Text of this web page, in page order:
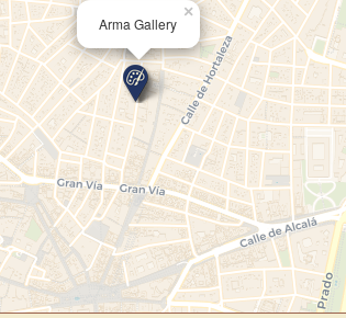
Arma Gallery
×